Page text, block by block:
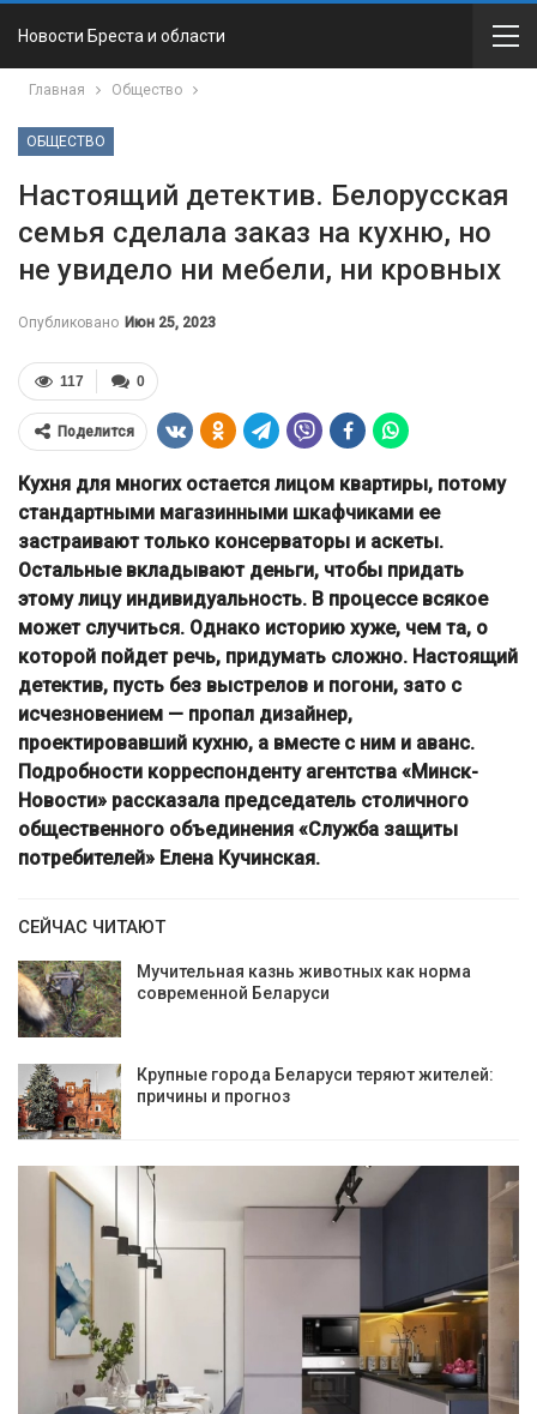
Новости Бреста и области
Главная Общество
ОБЩЕСТВО
Настоящий детектив. Белорусская
семья сделала заказ на кухню, но
не увидело ни мебели, ни кровных
Опубликовано Июн 25, 2023
0
117
Поделится
Кухня для многих остается лицом квартиры, потому
стандартными магазинными шкафчиками ее
застраивают только консерваторы и аскеты.
Остальные вкладывают деньги, чтобы придать
этому лицу индивидуальность. В процессе всякое
может случиться. Однако историю хуже, чем та, о
которой пойдет речь, придумать сложно. Настоящий
детектив, пусть без выстрелов и погони, зато с
исчезновением — пропал дизайнер,
проектировавший кухню, а вместе с ним и аванс.
Подробности корреспонденту агентства «Минск-
Новости» рассказала председатель столичного
общественного объединения «Служба защиты
потребителей» Елена Кучинская.
СЕЙЧАС ЧИТАЮТ
Мучительная казнь животных как норма
современной Беларуси
Крупные города Беларуси теряют жителей:
причины и прогноз